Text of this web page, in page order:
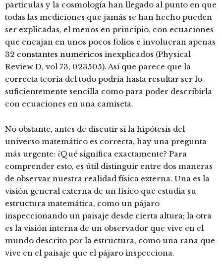
partículas y la cosmología han llegado al punto en que
todas las mediciones que jamás se han hecho pueden
ser explicadas, el menos en principio, con ecuaciones
que encajan en unos pocos folios e involucran apenas
32 constantes numéricos inexplicados (Physical
Review D, vol 73, 023505). Así que parece que la
correcta teoría del todo podría hasta resultar ser lo
suficientemente sencilla como para poder describirla
con ecuaciones en una camiseta.
No obstante, antes de discutir si la hipótesis del
universo matemático es correcta, hay una pregunta
más urgente: ¿Qué significa exactamente? Para
comprender esto, es útil distinguir entre dos maneras
de observar nuestra realidad física externa. Una es la
visión general externa de un físico que estudia su
estructura matemática, como un pájaro
inspeccionando un paisaje desde cierta altura; la otra
es la visión interna de un observador que vive en el
mundo descrito por la estructura, como una rana que
vive en el paisaje que el pájaro inspecciona.